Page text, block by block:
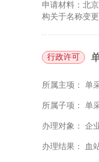
申请材料：北
构关于名称变
行政许可
所属主项： 单
所属子项： 单
办理对象： 企
办理结果： 血